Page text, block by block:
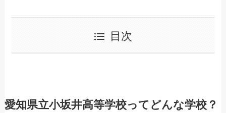
目次
愛知県立小坂井高等学校ってどんな学校？